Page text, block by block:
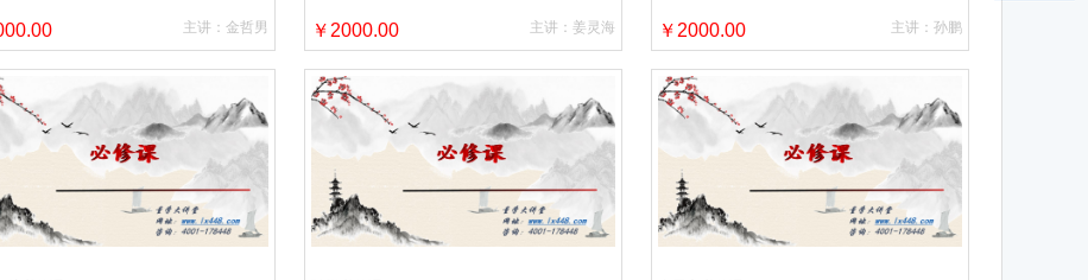
主讲：金哲男 主讲：姜灵海
￥2000.00 主讲：孙鹏
￥2000.00